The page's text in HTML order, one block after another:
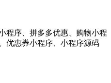
程序、拼多多优惠、购物小程
优惠券小程序、小程序源码